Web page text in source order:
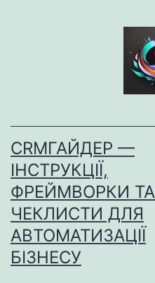
CRMГАЙДЕР —
ІНСТРУКЦІЇ,
ФРЕЙМВОРКИ ТА
ЧЕКЛИСТИ ДЛЯ
АВТОМАТИЗАЦІЇ
БІЗНЕСУ